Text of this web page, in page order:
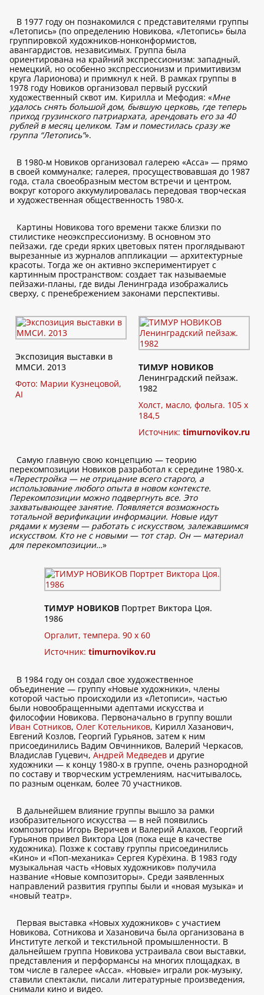
В 1977 году он познакомился с представителями группы
«Летопись» (по определению Новикова, «Летопись» была
группировкой художников-нонконформистов,
авангардистов, независимых. Группа была
ориентирована на крайний экспрессионизм: западный,
немецкий, но особенно экспрессионизм и примитивизм
круга Ларионова) и примкнул к ней. В рамках группы в
1978 году Новиков организовал первый русский
художественный сквот им. Кирилла и Мефодия: «Мне
удалось снять большой дом, бывшую церковь, где теперь
приход грузинского патриархата, арендовать его за 40
рублей в месяц целиком. Там и поместилась сразу же
группа “Летопись”».
В 1980-м Новиков организовал галерею «Асса» — прямо
в своей коммуналке; галерея, просуществовавшая до 1987
года, стала своеобразным местом встречи и центром,
вокруг которого аккумулировалась передовая творческая
и художественная общественность 1980-х.
Картины Новикова того времени также близки по
стилистике неоэкспрессионизму. В основном это
пейзажи, где среди ярких цветовых пятен проглядывают
вырезанные из журналов аппликации — архитектурные
красоты. Тогда же он активно экспериментирует с
картинным пространством: создает так называемые
пейзажи-планы, где виды Ленинграда изображались
сверху, с пренебрежением законами перспективы.
Экспозиция выставки в
ММСИ. 2013
Фото: Марии Кузнецовой,
AI
ТИМУР НОВИКОВ
Ленинградский пейзаж.
1982
Холст, масло, фольга. 105 х
184,5
Источник: timurnovikov.ru
Самую главную свою концепцию — теорию
перекомпозиции Новиков разработал к середине 1980-х.
«Перестройка — не отрицание всего старого, а
использование любого опыта в новом контексте.
Перекомпозиции можно подвергнуть все. Это
захватывающее занятие. Появляется возможность
тотальной верификации информации. Новые идут
рядами к музеям — работать с искусством, залежавшимся
искусством. Кто не с новыми — тот стар. Он — материал
для перекомпозиции…»
ТИМУР НОВИКОВ Портрет Виктора Цоя.
1986
Оргалит, темпера. 90 х 60
Источник: timurnovikov.ru
В 1984 году он создал свое художественное
объединение — группу «Новые художники», члены
которой частью происходили из «Летописи», частью
были новообращенными адептами искусства и
философии Новикова. Первоначально в группу вошли
Иван Сотников, Олег Котельников, Кирилл Хазанович,
Евгений Козлов, Георгий Гурьянов, затем к ним
присоединились Вадим Овчинников, Валерий Черкасов,
Владислав Гуцевич, Андрей Медведев и другие
художники — к концу 1980-х в группе, очень разнородной
по составу и творческим устремлениям, насчитывалось,
по разным оценкам, более 70 участников.
В дальнейшем влияние группы вышло за рамки
изобразительного искусства — в ней появились
композиторы Игорь Веричев и Валерий Алахов, Георгий
Гурьянов привел Виктора Цоя (пока еще в качестве
художника). Позже к составу группы присоединились
«Кино» и «Поп-механика» Сергея Курёхина. В 1983 году
музыкальная часть «Новых художников» получила
название «Новые композиторы». Среди заявленных
направлений развития группы были и «новая музыка» и
«новый театр».
Первая выставка «Новых художников» с участием
Новикова, Сотникова и Хазановича была организована в
Институте легкой и текстильной промышленности. В
дальнейшем группа Новикова устраивала свои выставки,
представления и перформансы на многих площадках, в
том числе в галерее «Асса». «Новые» играли рок-музыку,
ставили спектакли, писали литературные произведения,
снимали кино и видео.